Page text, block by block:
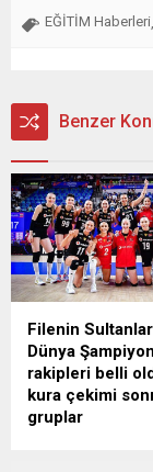
EĞİTİM Haberleri
Benzer
Filenin
Dünya
rakipleri belli
kura çekimi
gruplar